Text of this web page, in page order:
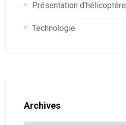
Présentation d'hélicoptère
Technologie
Archives